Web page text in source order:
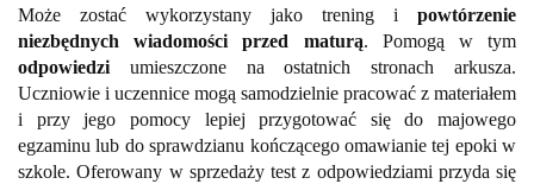
Może zostać wykorzystany jako trening i powtórzenie
niezbędnych wiadomości przed maturą. Pomogą w tym
odpowiedzi umieszczone na ostatnich stronach arkusza.
Uczniowie i uczennice mogą samodzielnie pracować z materiałem
i przy jego pomocy lepiej przygotować się do majowego
egzaminu lub do sprawdzianu kończącego omawianie tej epoki w
szkole. Oferowany w sprzedaży test z odpowiedziami przyda się